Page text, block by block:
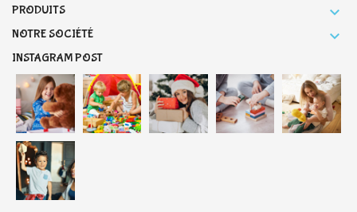
PRODUITS 
NOTRE SOCIÉTÉ 
INSTAGRAM POST